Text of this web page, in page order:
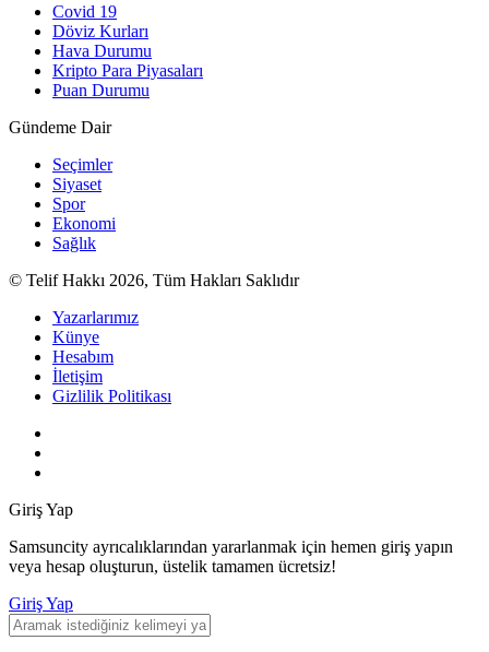
Covid 19
Döviz Kurları
Hava Durumu
Kripto Para Piyasaları
Puan Durumu
Gündeme Dair
Seçimler
Siyaset
Spor
Ekonomi
Sağlık
© Telif Hakkı 2026, Tüm Hakları Saklıdır
Yazarlarımız
Künye
Hesabım
İletişim
Gizlilik Politikası
Giriş Yap
Samsuncity ayrıcalıklarından yararlanmak için hemen giriş yapın
veya hesap oluşturun, üstelik tamamen ücretsiz!
Giriş Yap